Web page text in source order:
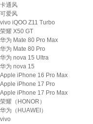
卡通风
可爱风
vivo iQOO Z11 Turbo
荣耀 X50 GT
华为 Mate 80 Pro Max
华为 Mate 80 Pro
华为 nova 15 Ultra
华为 nova 15
Apple iPhone 16 Pro Max
Apple iPhone 17 Pro
Apple iPhone 17 Pro Max
荣耀（HONOR）
华为（HUAWEI）
vivo